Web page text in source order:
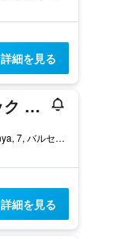
詳細を見る
ブティック ホテル H10 カタルーニャ プラザ
Placa Catalunya, 7, バルセロナ, スペイン
詳細を見る